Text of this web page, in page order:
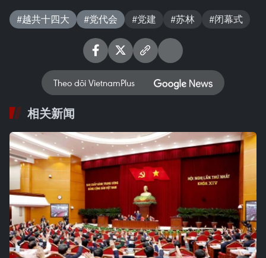
#越共十四大 #党代会 #党建 #苏林 #闭幕式
Theo dõi VietnamPlus
相关新闻